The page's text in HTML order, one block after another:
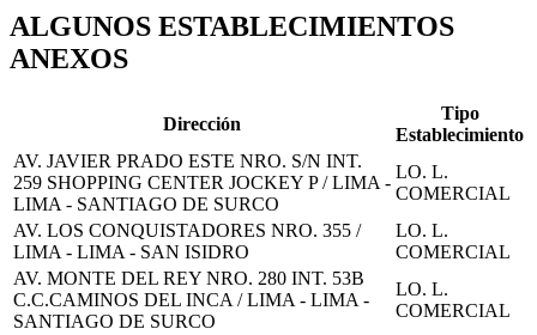
ALGUNOS ESTABLECIMIENTOS
ANEXOS
Dirección
Tipo
Establecimiento
AV. JAVIER PRADO ESTE NRO. S/N INT.
259 SHOPPING CENTER JOCKEY P / LIMA -
LIMA - SANTIAGO DE SURCO
LO. L.
COMERCIAL
AV. LOS CONQUISTADORES NRO. 355 /
LIMA - LIMA - SAN ISIDRO
LO. L.
COMERCIAL
AV. MONTE DEL REY NRO. 280 INT. 53B
C.C.CAMINOS DEL INCA / LIMA - LIMA -
SANTIAGO DE SURCO
LO. L.
COMERCIAL